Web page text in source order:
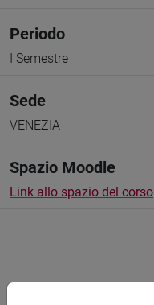
Periodo
I Semestre
Sede
VENEZIA
Spazio Moodle
Link allo spazio del corso